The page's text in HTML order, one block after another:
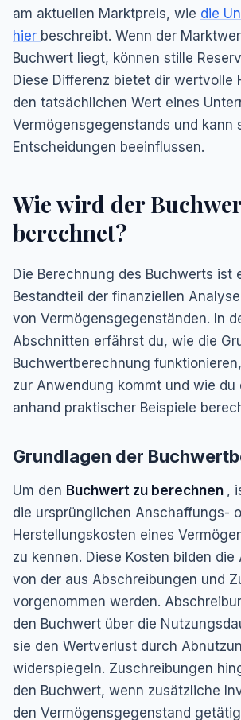
am aktuellen Marktpreis, wie die
hier beschreibt. Wenn der
Buchwert liegt, können stille
Diese Differenz bietet dir wertvolle
den tatsächlichen Wert eines
Vermögensgegenstands und kann
Entscheidungen beeinflussen.
Wie wird der
berechnet?
Die Berechnung des Buchwerts ist
Bestandteil der finanziellen
von Vermögensgegenständen. In
Abschnitten erfährst du, wie die
Buchwertberechnung
zur Anwendung kommt und wie du
anhand praktischer Beispiele
Grundlagen der
Um den Buchwert zu berechnen ,
die ursprünglichen Anschaffungs-
Herstellungskosten eines
zu kennen. Diese Kosten bilden
von der aus Abschreibungen und
vorgenommen werden.
den Buchwert über die
sie den Wertverlust durch
widerspiegeln. Zuschreibungen
den Buchwert, wenn zusätzliche
den Vermögensgegenstand